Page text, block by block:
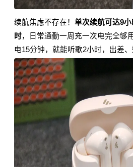
续航焦虑不存在！ 单次续航可达9
时，日常通勤一周充一次电完全够
电15分钟，就能听歌2小时，出差、